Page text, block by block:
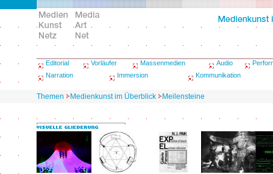
Editorial Vorläufer Massenmedien Audio
Narration
Immersion Kommunikation
Themen Medienkunst im Überblick Meilensteine